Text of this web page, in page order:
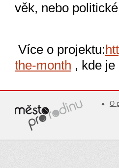
věk, nebo
Více o projektu:
the-month , kde
O